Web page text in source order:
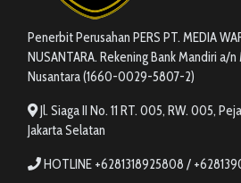
Penerbit Perusahan PERS PT. MEDIA
NUSANTARA. Rekening Bank Mandiri a/
Nusantara (1660-0029-5807-2)
Jl. Siaga II No. 11 RT. 005, RW. 005,
Jakarta Selatan
HOTLINE +6281318925808 /